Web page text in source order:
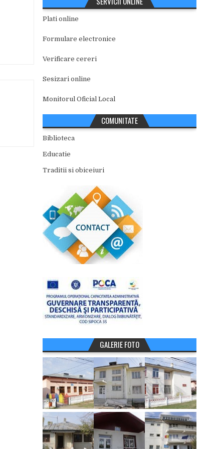
Plati online
Formulare electronice
Verificare cereri
Sesizari online
Monitorul Oficial Local
COMUNITATE
Biblioteca
Educatie
Traditii si obiceiuri
GALERIE FOTO